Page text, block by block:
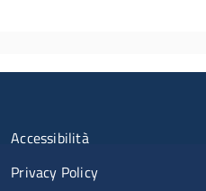
Menù riferimenti
Accessibilità
Privacy Policy